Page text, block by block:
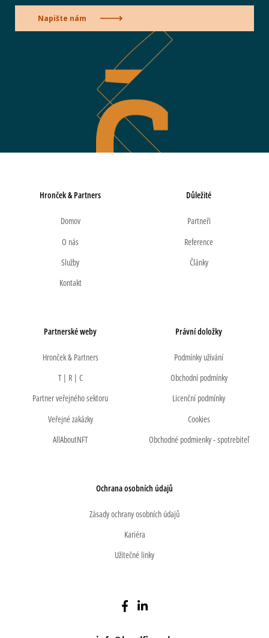
Napište nám
Hronček & Partners
Domov
O nás
Služby
Kontakt
Důležité
Partneři
Reference
Články
Partnerské weby
Hronček & Partners
T | R | C
Partner veřejného sektoru
Veřejné zakázky
AllAboutNFT
Právní doložky
Podmínky užívání
Obchodní podmínky
Licenční podmínky
Cookies
Obchodné podmienky - spotrebiteľ
Ochrana osobních údajů
Zásady ochrany osobních údajů
Kariéra
Užitečné linky